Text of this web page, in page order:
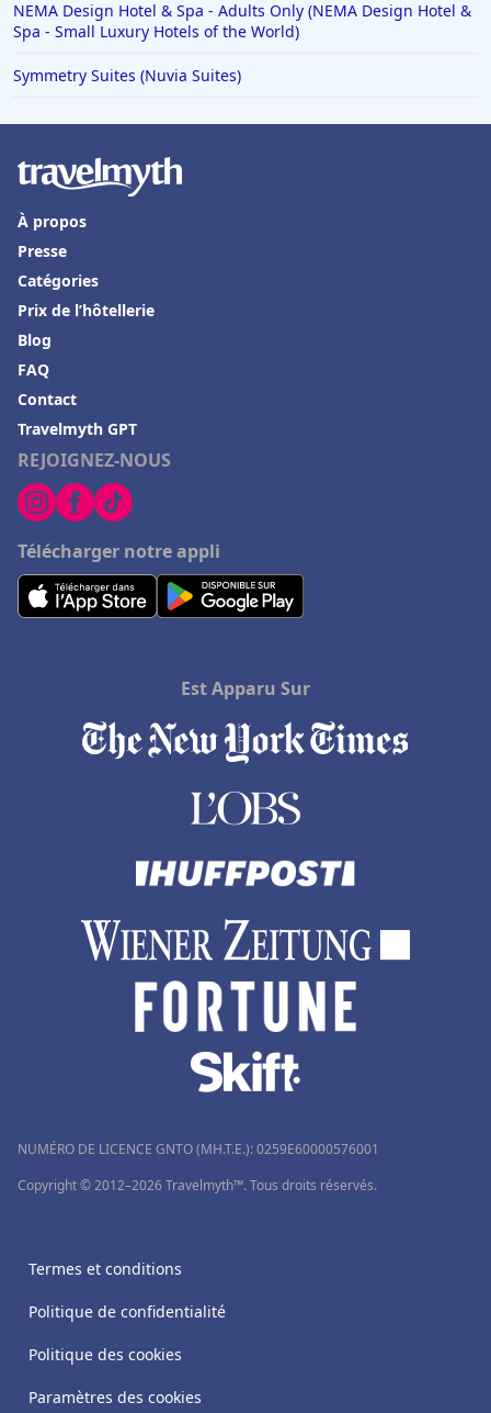
NEMA Design Hotel & Spa - Adults Only (NEMA Design Hotel &
Spa - Small Luxury Hotels of the World)
Symmetry Suites (Nuvia Suites)
REJOIGNEZ-NOUS
Télécharger notre appli
À propos
Presse
Catégories
Prix de l’hôtellerie
Blog
FAQ
Contact
Travelmyth GPT
Est Apparu Sur
NUMÉRO DE LICENCE GNTO (MH.T.E.): 0259Ε60000576001
Copyright © 2012–2026 Travelmyth™. Tous droits réservés.
Termes et conditions
Politique de confidentialité
Politique des cookies
Paramètres des cookies